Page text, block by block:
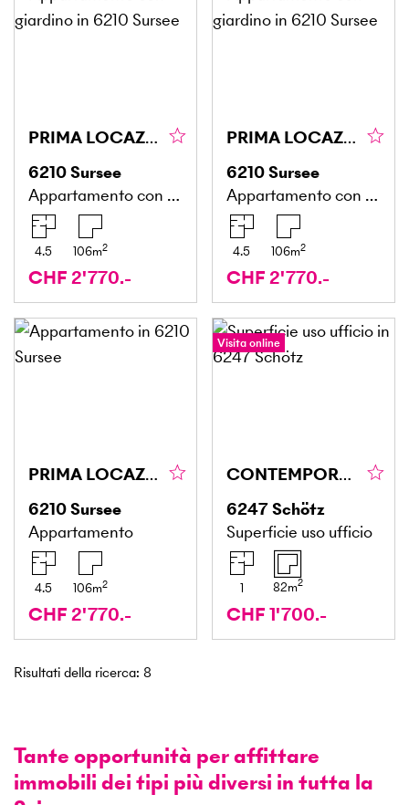
PRIMA LOCAZIONE: CENTRALE ED ELEGANTE 1.0
6210Sursee
Appartamento con giardino
4.5 106m2
CHF 2'770.-
PRIMA LOCAZIONE: CENTRALE ED ELEGANTE
6210Sursee
Appartamento con giardino
4.5 106m2
CHF 2'770.-
PRIMA LOCAZIONE: CENTRALE ED ELEGANTE
6210Sursee
Appartamento
4.5 106m2
CHF 2'770.-
Visita online
CONTEMPORANEO E INONDATO DI LUCE
6247Schötz
Superficie uso ufficio
1 82m2
CHF 1'700.-
Risultati della ricerca: 8
Tante opportunità per affittare
immobili dei tipi più diversi in tutta la